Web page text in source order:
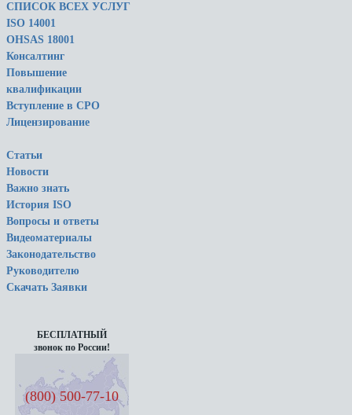
СПИСОК ВСЕХ УСЛУГ
ISO 14001
OHSAS 18001
Консалтинг
Повышение
квалификации
Вступление в СРО
Лицензирование
Статьи
Новости
Важно знать
История ISO
Вопросы и ответы
Видеоматериалы
Законодательство
Руководителю
Скачать Заявки
БЕСПЛАТНЫЙ
звонок по России!
(800) 500-77-10